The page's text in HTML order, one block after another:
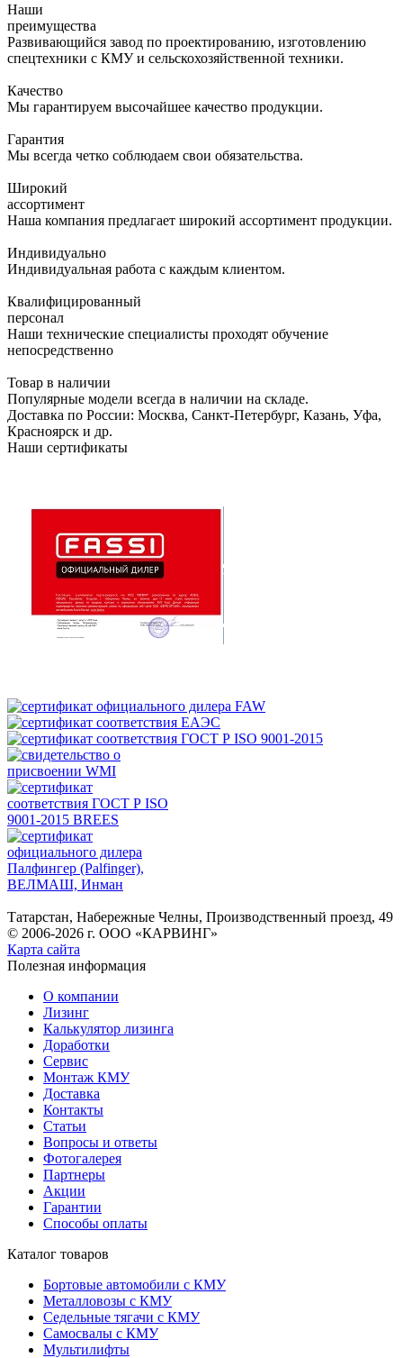
Наши
преимущества
Развивающийся завод по проектированию, изготовлению
спецтехники с КМУ и сельскохозяйственной техники.
Качество
Мы гарантируем высочайшее качество продукции.
Гарантия
Мы всегда четко соблюдаем свои обязательства.
Широкий
ассортимент
Наша компания предлагает широкий ассортимент продукции.
Индивидуально
Индивидуальная работа с каждым клиентом.
Квалифицированный
персонал
Наши технические специалисты проходят обучение
непосредственно
Товар в наличии
Популярные модели всегда в наличии на складе.
Доставка по России: Москва, Санкт-Петербург, Казань, Уфа,
Красноярск и др.
Наши сертификаты
Татарстан, Набережные Челны, Производственный проезд, 49
© 2006-2026 г. ООО «КАРВИНГ»
Карта сайта
Полезная информация
О компании
Лизинг
Калькулятор лизинга
Доработки
Сервис
Монтаж КМУ
Доставка
Контакты
Cтатьи
Вопросы и ответы
Фотогалерея
Партнеры
Акции
Гарантии
Способы оплаты
Каталог товаров
Бортовые автомобили с КМУ
Металловозы с КМУ
Седельные тягачи с КМУ
Самосвалы с КМУ
Мультилифты